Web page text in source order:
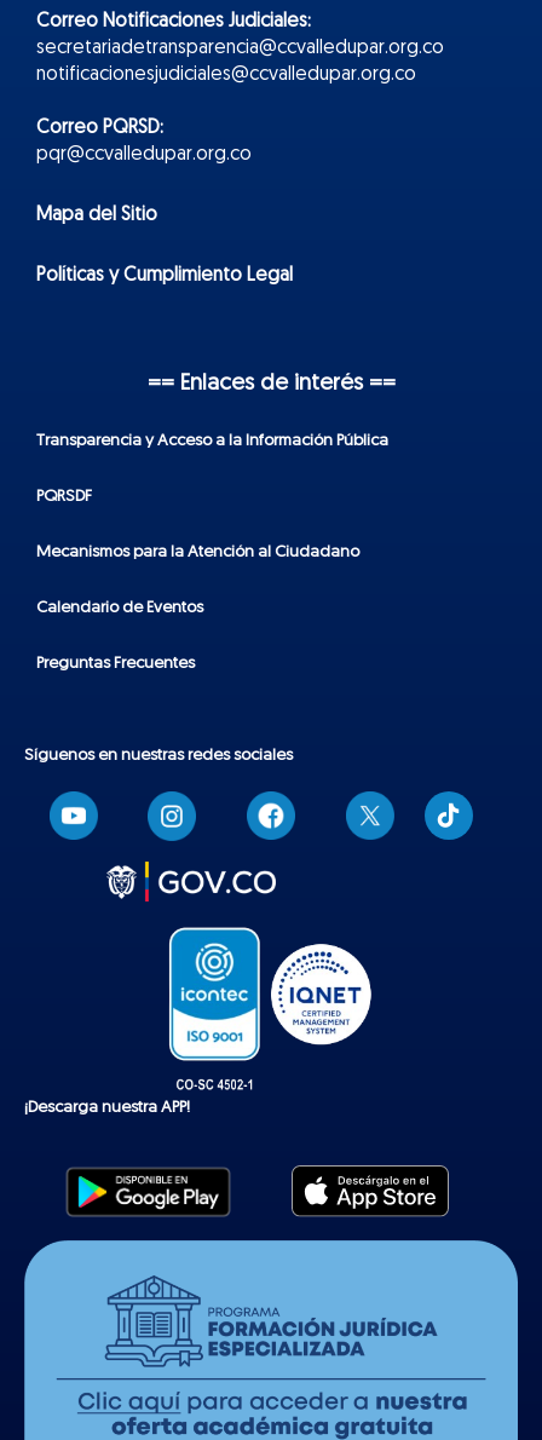
Correo Notificaciones Judiciales:
secretariadetransparencia@ccvalledupar.org.co
notificacionesjudiciales@ccvalledupar.org.co
Correo PQRSD:
pqr@ccvalledupar.org.co
Mapa del Sitio
Políticas y Cumplimiento Legal
== Enlaces de interés ==
Transparencia y Acceso a la Información Pública
PQRSDF
Mecanismos para la Atención al Ciudadano
Calendario de Eventos
Preguntas Frecuentes
Síguenos en nuestras redes sociales
T
i
k
¡Descarga nuestra APP!